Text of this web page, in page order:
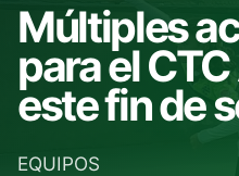
Múltiples
para el
este fin de
EQUIPOS